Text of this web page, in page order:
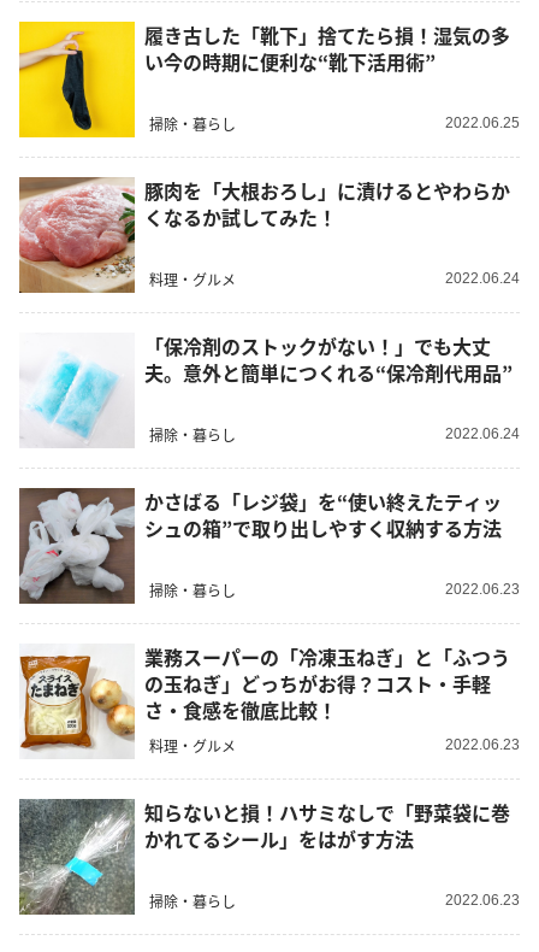
履き古した「靴下」捨てたら損！湿気の多
い今の時期に便利な“靴下活用術”
掃除・暮らし 2022.06.25
豚肉を「大根おろし」に漬けるとやわらか
くなるか試してみた！
料理・グルメ 2022.06.24
「保冷剤のストックがない！」でも大丈
夫。意外と簡単につくれる“保冷剤代用品”
掃除・暮らし 2022.06.24
かさばる「レジ袋」を“使い終えたティッ
シュの箱”で取り出しやすく収納する方法
掃除・暮らし 2022.06.23
業務スーパーの「冷凍玉ねぎ」と「ふつう
の玉ねぎ」どっちがお得？コスト・手軽
さ・食感を徹底比較！
料理・グルメ 2022.06.23
知らないと損！ハサミなしで「野菜袋に巻
かれてるシール」をはがす方法
掃除・暮らし 2022.06.23